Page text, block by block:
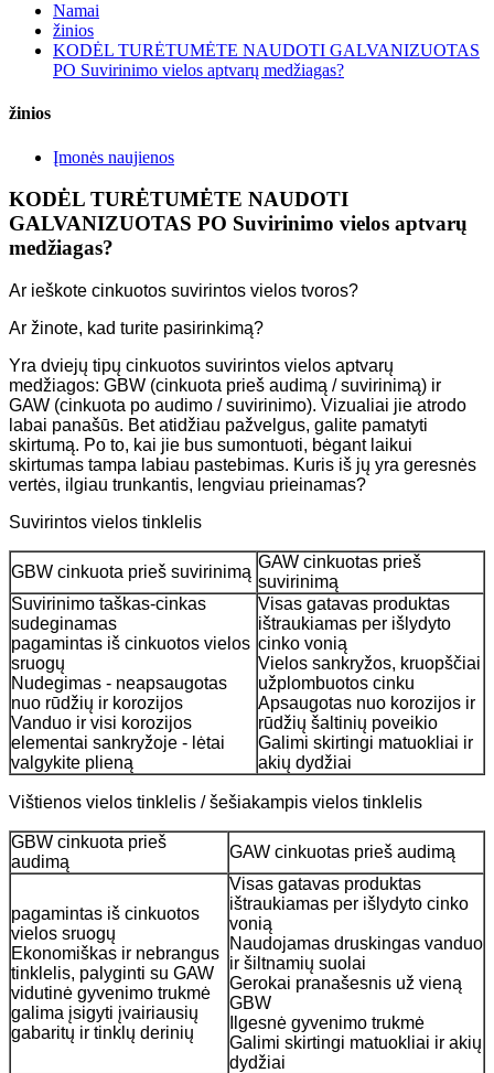
Namai
žinios
KODĖL TURĖTUMĖTE NAUDOTI GALVANIZUOTAS
PO Suvirinimo vielos aptvarų medžiagas?
žinios
Įmonės naujienos
KODĖL TURĖTUMĖTE NAUDOTI
GALVANIZUOTAS PO Suvirinimo vielos aptvarų
medžiagas?
Ar ieškote cinkuotos suvirintos vielos tvoros?
Ar žinote, kad turite pasirinkimą?
Yra dviejų tipų cinkuotos suvirintos vielos aptvarų
medžiagos: GBW (cinkuota prieš audimą / suvirinimą) ir
GAW (cinkuota po audimo / suvirinimo). Vizualiai jie atrodo
labai panašūs. Bet atidžiau pažvelgus, galite pamatyti
skirtumą. Po to, kai jie bus sumontuoti, bėgant laikui
skirtumas tampa labiau pastebimas. Kuris iš jų yra geresnės
vertės, ilgiau trunkantis, lengviau prieinamas?
Suvirintos vielos tinklelis
GBW cinkuota prieš suvirinimą
GAW cinkuotas prieš
suvirinimą
Suvirinimo taškas-cinkas
sudeginamas
pagamintas iš cinkuotos vielos
sruogų
Nudegimas - neapsaugotas
nuo rūdžių ir korozijos
Vanduo ir visi korozijos
elementai sankryžoje - lėtai
valgykite plieną
Visas gatavas produktas
ištraukiamas per išlydyto
cinko vonią
Vielos sankryžos, kruopščiai
užplombuotos cinku
Apsaugotas nuo korozijos ir
rūdžių šaltinių poveikio
Galimi skirtingi matuokliai ir
akių dydžiai
Vištienos vielos tinklelis / šešiakampis vielos tinklelis
GBW cinkuota prieš
audimą
GAW cinkuotas prieš audimą
pagamintas iš cinkuotos
vielos sruogų
Ekonomiškas ir nebrangus
tinklelis, palyginti su GAW
vidutinė gyvenimo trukmė
galima įsigyti įvairiausių
gabaritų ir tinklų derinių
Visas gatavas produktas
ištraukiamas per išlydyto cinko
vonią
Naudojamas druskingas vanduo
ir šiltnamių suolai
Gerokai pranašesnis už vieną
GBW
Ilgesnė gyvenimo trukmė
Galimi skirtingi matuokliai ir akių
dydžiai